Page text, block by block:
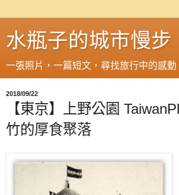
水瓶子的城市慢步
一張照片，一篇短文，尋找旅行中的感動
2018/09/22
【東京】上野公園
竹的厚食聚落